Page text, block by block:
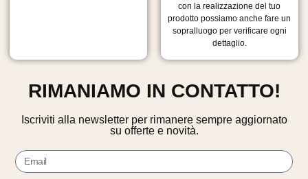
con la realizzazione del tuo
prodotto possiamo anche fare un
sopralluogo per verificare ogni
dettaglio.
RIMANIAMO IN CONTATTO!
Iscriviti alla newsletter per rimanere sempre aggiornato
su offerte e novità.